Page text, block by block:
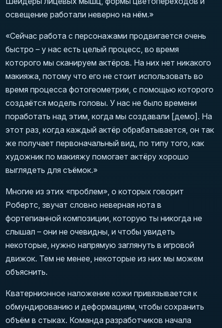
освещение работали неверно на нём.»
«Сейчас работа с персонажами продвигается очень
быстро – у нас есть целый процесс, во время
которого мы сканируем актёров. На них нет никакого
макияжа, потому что его не стоит использовать во
время процесса фотогеометрии, с помощью которого
создаётся модель головы. У нас не было времени
поработать над этим, когда мы создавали [демо]. На
этот раз, когда каждый актёр обрабатывается, он так
же получает первоначальный вид, по типу того, как
художник по макияжу помогает актёру хорошо
выглядеть для съёмок.»
Многие из этих «проблем», о которых говорит
Робертс, звучат словно неверная нота в
фортепианной композиции, которую ты никогда не
слышал – они не очевидны, и чтобы увидеть
некоторые, нужно напрямую заглянуть в игровой
движок. Тем не менее, некоторые из них мы можем
объяснить.
Кватернионное наложение кожи привязывается к
обмундированию и деформациям, чтобы сохранить
объём в стыках. Команда разработчиков начала